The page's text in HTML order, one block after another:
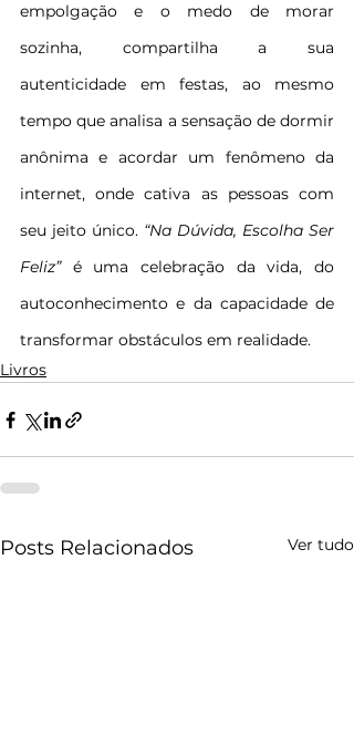
empolgação e o medo de morar
sozinha, compartilha a sua
autenticidade em festas, ao mesmo
tempo que analisa a sensação de dormir
anônima e acordar um fenômeno da
internet, onde cativa as pessoas com
seu jeito único. “Na Dúvida, Escolha Ser
Feliz” é uma celebração da vida, do
autoconhecimento e da capacidade de
transformar obstáculos em realidade.
Livros
Posts Relacionados Ver tudo